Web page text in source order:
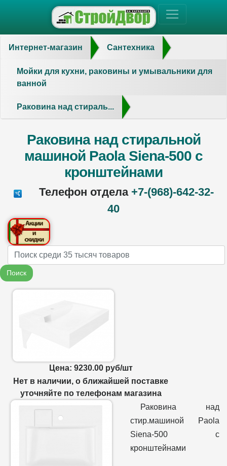
Интернет-магазин Сантехника
Мойки для кухни, раковины и умывальники для
ванной
Раковина над стираль...
Раковина над стиральной
машиной Paola Siena-500 с
кронштейнами
Телефон отдела +7-(968)-642-32-
40
Name
Поиск
Цена: 9230.00 руб/шт
Нет в наличии, о ближайшей поставке
уточняйте по телефонам магазина
Раковина над
стир.машиной Paola
Siena-500 с
кронштейнами